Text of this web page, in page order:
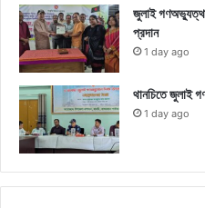
জুলাই
প্রদান
1 day ago
থানচিতে জুলাই
1 day ago